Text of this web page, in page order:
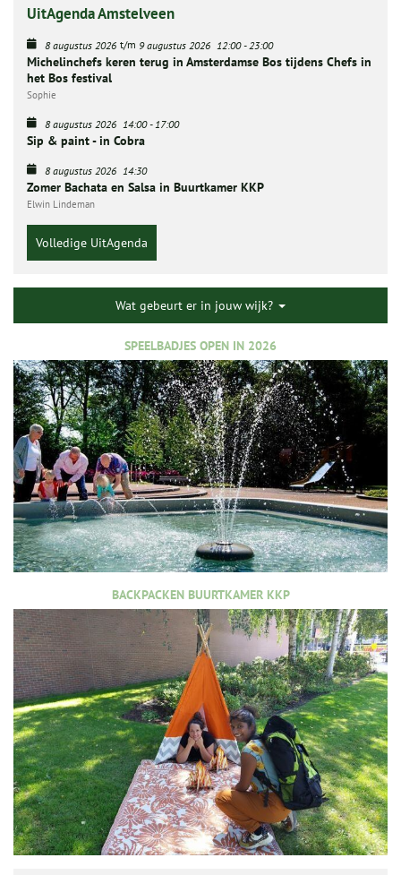
UitAgenda Amstelveen
8 augustus 2026 t/m 9 augustus 2026 12:00- 23:00
Michelinchefs keren terug in Amsterdamse Bos tijdens Chefs in
het Bos festival
Sophie
8 augustus 2026 14:00- 17:00
Sip & paint - in Cobra
8 augustus 2026 14:30
Zomer Bachata en Salsa in Buurtkamer KKP
Elwin Lindeman
Volledige UitAgenda
Wat gebeurt er in jouw wijk?
SPEELBADJES OPEN IN 2026
BACKPACKEN BUURTKAMER KKP